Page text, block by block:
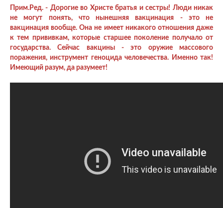
Прим.Ред. - Дорогие во Христе братья и сестры! Люди никак
не могут понять, что нынешняя вакцинация - это не
вакцинация вообще. Она не имеет никакого отношения даже
к тем прививкам, которые старшее поколение получало от
государства. Сейчас вакцины - это оружие массового
поражения, инструмент геноцида человечества. Именно так!
Имеющий разум, да разумеет!